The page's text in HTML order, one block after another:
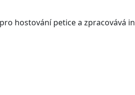
hostování petice a zpracovává